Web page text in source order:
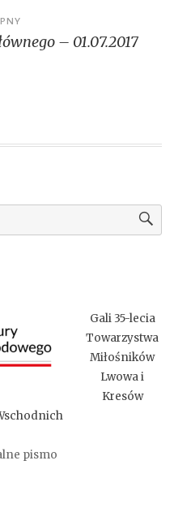
– 01.07.2017
Gali 35-lecia
Towarzystwa
Miłośników
Lwowa i
Kresów
pismo